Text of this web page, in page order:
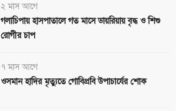
২ মাস আগে
গলাচিপায় হাসপাতালে গত মাসে ডায়রিয়ায় বৃদ্ধ ও শিশু
রোগীর চাপ
৭ মাস আগে
ওসমান হাদির মৃত্যুতে গোবিপ্রবি উপাচার্যের শোক